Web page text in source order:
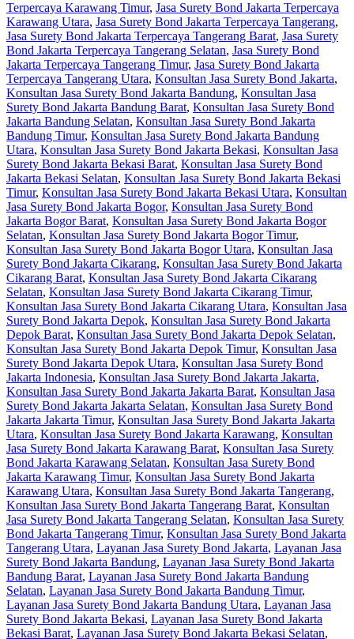
Terpercaya Karawang Timur, Jasa Surety Bond Jakarta Terpercaya
Karawang Utara, Jasa Surety Bond Jakarta Terpercaya Tangerang,
Jasa Surety Bond Jakarta Terpercaya Tangerang Barat, Jasa Surety
Bond Jakarta Terpercaya Tangerang Selatan, Jasa Surety Bond
Jakarta Terpercaya Tangerang Timur, Jasa Surety Bond Jakarta
Terpercaya Tangerang Utara, Konsultan Jasa Surety Bond Jakarta,
Konsultan Jasa Surety Bond Jakarta Bandung, Konsultan Jasa
Surety Bond Jakarta Bandung Barat, Konsultan Jasa Surety Bond
Jakarta Bandung Selatan, Konsultan Jasa Surety Bond Jakarta
Bandung Timur, Konsultan Jasa Surety Bond Jakarta Bandung
Utara, Konsultan Jasa Surety Bond Jakarta Bekasi, Konsultan Jasa
Surety Bond Jakarta Bekasi Barat, Konsultan Jasa Surety Bond
Jakarta Bekasi Selatan, Konsultan Jasa Surety Bond Jakarta Bekasi
Timur, Konsultan Jasa Surety Bond Jakarta Bekasi Utara, Konsultan
Jasa Surety Bond Jakarta Bogor, Konsultan Jasa Surety Bond
Jakarta Bogor Barat, Konsultan Jasa Surety Bond Jakarta Bogor
Selatan, Konsultan Jasa Surety Bond Jakarta Bogor Timur,
Konsultan Jasa Surety Bond Jakarta Bogor Utara, Konsultan Jasa
Surety Bond Jakarta Cikarang, Konsultan Jasa Surety Bond Jakarta
Cikarang Barat, Konsultan Jasa Surety Bond Jakarta Cikarang
Selatan, Konsultan Jasa Surety Bond Jakarta Cikarang Timur,
Konsultan Jasa Surety Bond Jakarta Cikarang Utara, Konsultan Jasa
Surety Bond Jakarta Depok, Konsultan Jasa Surety Bond Jakarta
Depok Barat, Konsultan Jasa Surety Bond Jakarta Depok Selatan,
Konsultan Jasa Surety Bond Jakarta Depok Timur, Konsultan Jasa
Surety Bond Jakarta Depok Utara, Konsultan Jasa Surety Bond
Jakarta Indonesia, Konsultan Jasa Surety Bond Jakarta Jakarta,
Konsultan Jasa Surety Bond Jakarta Jakarta Barat, Konsultan Jasa
Surety Bond Jakarta Jakarta Selatan, Konsultan Jasa Surety Bond
Jakarta Jakarta Timur, Konsultan Jasa Surety Bond Jakarta Jakarta
Utara, Konsultan Jasa Surety Bond Jakarta Karawang, Konsultan
Jasa Surety Bond Jakarta Karawang Barat, Konsultan Jasa Surety
Bond Jakarta Karawang Selatan, Konsultan Jasa Surety Bond
Jakarta Karawang Timur, Konsultan Jasa Surety Bond Jakarta
Karawang Utara, Konsultan Jasa Surety Bond Jakarta Tangerang,
Konsultan Jasa Surety Bond Jakarta Tangerang Barat, Konsultan
Jasa Surety Bond Jakarta Tangerang Selatan, Konsultan Jasa Surety
Bond Jakarta Tangerang Timur, Konsultan Jasa Surety Bond Jakarta
Tangerang Utara, Layanan Jasa Surety Bond Jakarta, Layanan Jasa
Surety Bond Jakarta Bandung, Layanan Jasa Surety Bond Jakarta
Bandung Barat, Layanan Jasa Surety Bond Jakarta Bandung
Selatan, Layanan Jasa Surety Bond Jakarta Bandung Timur,
Layanan Jasa Surety Bond Jakarta Bandung Utara, Layanan Jasa
Surety Bond Jakarta Bekasi, Layanan Jasa Surety Bond Jakarta
Bekasi Barat, Layanan Jasa Surety Bond Jakarta Bekasi Selatan,